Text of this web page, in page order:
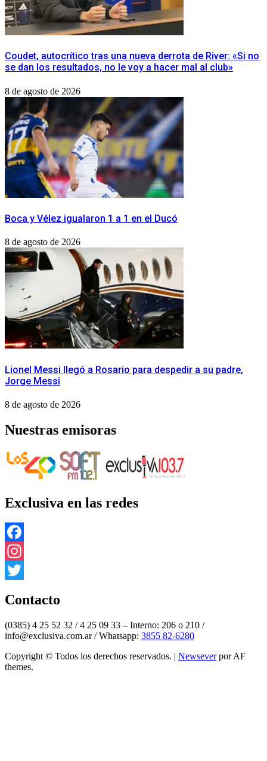
Coudet, autocrítico tras una nueva derrota de River: «Si no
se dan los resultados, no le voy a hacer mal al club»
8 de agosto de 2026
Boca y Vélez igualaron 1 a 1 en el Ducó
8 de agosto de 2026
Lionel Messi llegó a Rosario para despedir a su padre,
Jorge Messi
8 de agosto de 2026
Nuestras emisoras
Exclusiva en las redes
Facebook
Instagram
Contacto
(0385) 4 25 52 32 / 4 25 09 33 – Interno: 206 o 210 /
info@exclusiva.com.ar / Whatsapp: 3855 82-6280
Copyright © Todos los derechos reservados. | Newseverpor AF
themes.